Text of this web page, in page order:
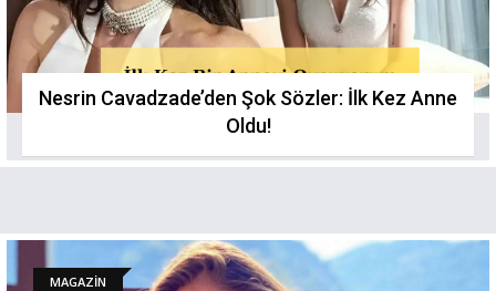
Nesrin Cavadzade’den Şok Sözler: İlk Kez Anne
Oldu!
MAGAZİN